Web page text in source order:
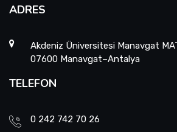
ADRES
Akdeniz Üniversitesi Manavgat
07600 Manavgat–Antalya
TELEFON
0 242 742 70 26
Eğitim Öğretim Komisyonu
Burs ve Sosyal Hizmetler Komisyonu